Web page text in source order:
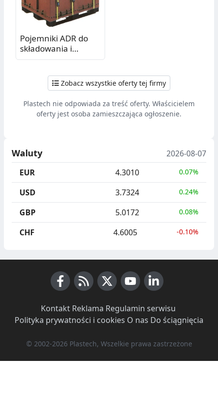
Pojemniki ADR do
składowania i
transportu zużytych
baterii - BudecoZobacz wszystkie oferty tej firmy
Plastech nie odpowiada za treść oferty. Właścicielem
oferty jest osoba zamieszczająca ogłoszenie.
Waluty
2026-08-07
EUR
4.3010 0.07%
USD 3.7324 0.24%
GBP 5.0172 0.08%
CHF 4.6005 -0.10%
Kontakt· Reklama Regulamin serwisu
Polityka prywatności i cookies O nas Do ściągnięcia
© 2002-2026 Plastech, Wszelkie prawa zastrzeżone